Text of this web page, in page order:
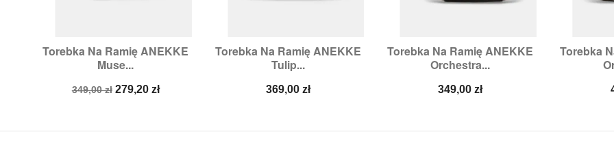
Torebka Na Ramię ANEKKE
Muse...
Cena
349,00 zł Cena
279,20 zł
 Szybki podgląd
Torebka Na Ramię ANEKKE
Tulip...
Cena
369,00 zł
 Szybki podgląd
Torebka Na Ramię ANEKKE
Orchestra...
Cena
349,00 zł
 Szybki podgląd
Torebka
